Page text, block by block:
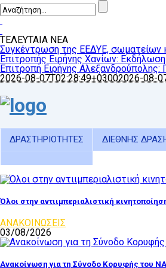
ΤΕΛΕΥΤΑΙΑ ΝΕΑ
Συγκέντρωση της ΕΕΔΥΕ, σωματείων
Επιτροπής Ειρήνης Χανίων:
Επιτροπή Ειρήνης
2026-08-07T02:28:49+03002026-08-
ΔΡΑΣΤΗΡΙΟΤΗΤΕΣ ΔΙΕΘΝΗΣ
Όλοι στην αντιιμπεριαλιστική
ΑΝΑΚΟΙΝΩΣΕΙΣ
03/08/2026
Ανακοίνωση για τη Σύνοδο Κορυφής του